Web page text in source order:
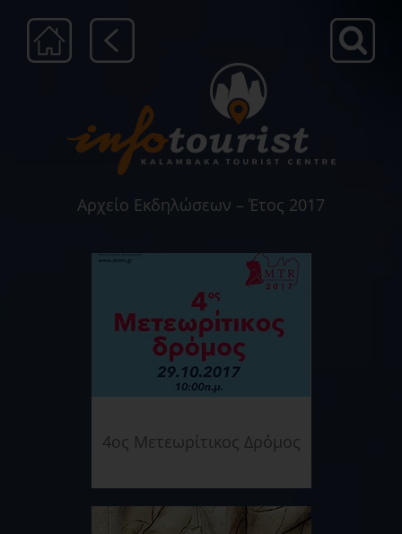
περιεχόμενο
Αρχείο Εκδηλώσεων – Έτος 2017
4ος Μετεωρίτικος Δρόμος